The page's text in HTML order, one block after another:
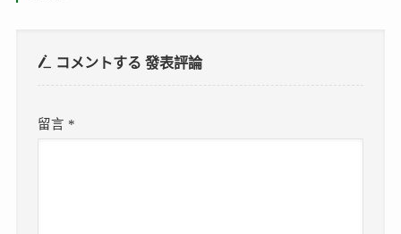
コメントする發表評論
留言 *